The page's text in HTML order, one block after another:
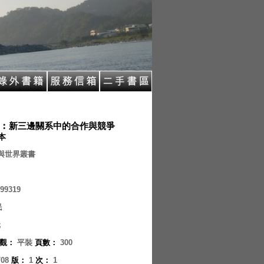
新三邊關系中的合作與競爭
世界叢書
： 平裝 頁數 ： 300
版 ： 1 次 ： 1